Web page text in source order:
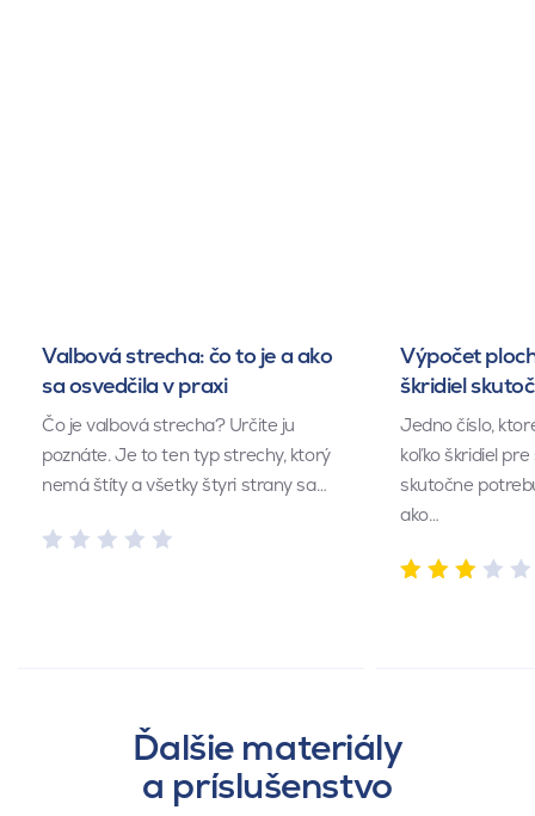
Valbová strecha: čo to je a ako
sa osvedčila v praxi
Čo je valbová strecha? Určite ju
poznáte. Je to ten typ strechy, ktorý
nemá štíty a všetky štyri strany sa…
Výpočet
škridiel
Jedno číslo,
koľko škridiel
skutočne
ako…
Ďalšie materiály
a príslušenstvo